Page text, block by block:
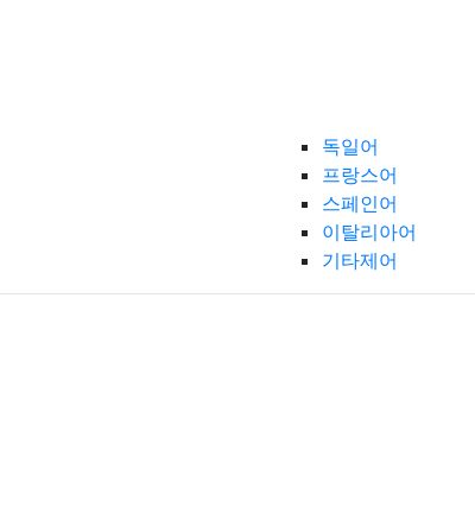
독일어
프랑스어
스페인어
이탈리아어
기타제어